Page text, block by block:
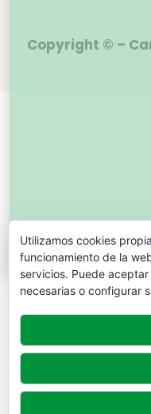
Copyright © –
Utilizamos cookies
funcionamiento de la
servicios. Puede
necesarias o configurar